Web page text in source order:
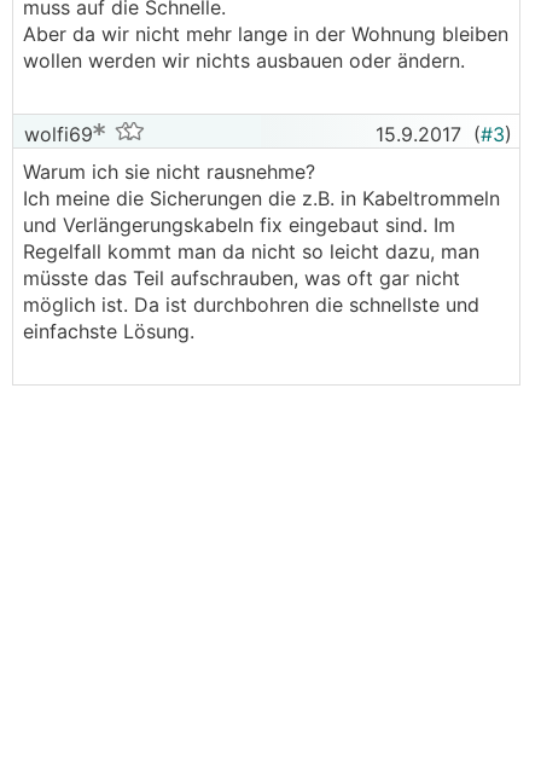
muss auf die Schnelle.
Aber da wir nicht mehr lange in der Wohnung bleiben
wollen werden wir nichts ausbauen oder ändern.
wolfi69 15.9.2017 (#3)
Warum ich sie nicht rausnehme?
Ich meine die Sicherungen die z.B. in Kabeltrommeln
und Verlängerungskabeln fix eingebaut sind. Im
Regelfall kommt man da nicht so leicht dazu, man
müsste das Teil aufschrauben, was oft gar nicht
möglich ist. Da ist durchbohren die schnellste und
einfachste Lösung.